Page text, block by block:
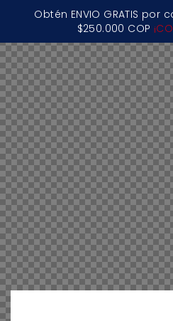
Obtén ENVIO GRATIS
$250.000 COP